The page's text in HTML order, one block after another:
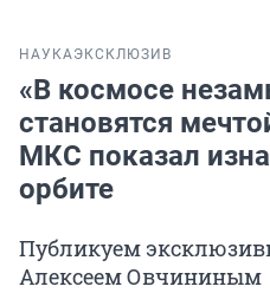
НАУКАЭКСКЛЮЗИВ
«В космосе
становятся
МКС показал
орбите
Публикуем
Алексеем Овчининым